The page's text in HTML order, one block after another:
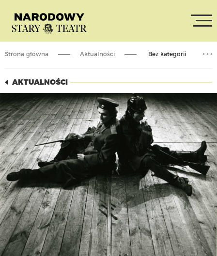
Strona główna Bez kategorii
Aktualności
AKTUALNOŚCI